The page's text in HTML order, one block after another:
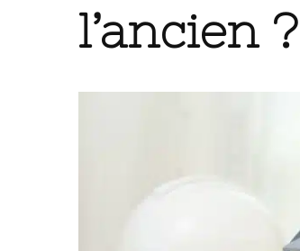
l’ancien ?